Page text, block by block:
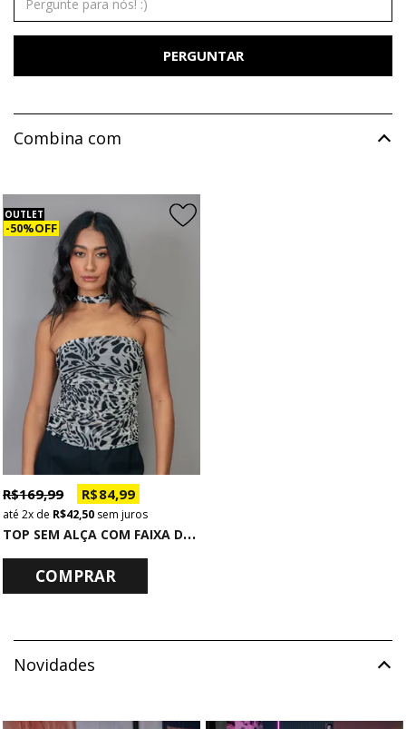
PERGUNTAR
Combina com
OUTLET
50% OFF
T
OP SEM ALÇA COM FAIXA DE TULE ANIMAL PRINT PRETO E BRANCO
R$ 169,99 R$ 84,99
2x de R$ 42,50 sem juros
COMPRAR
Novidades